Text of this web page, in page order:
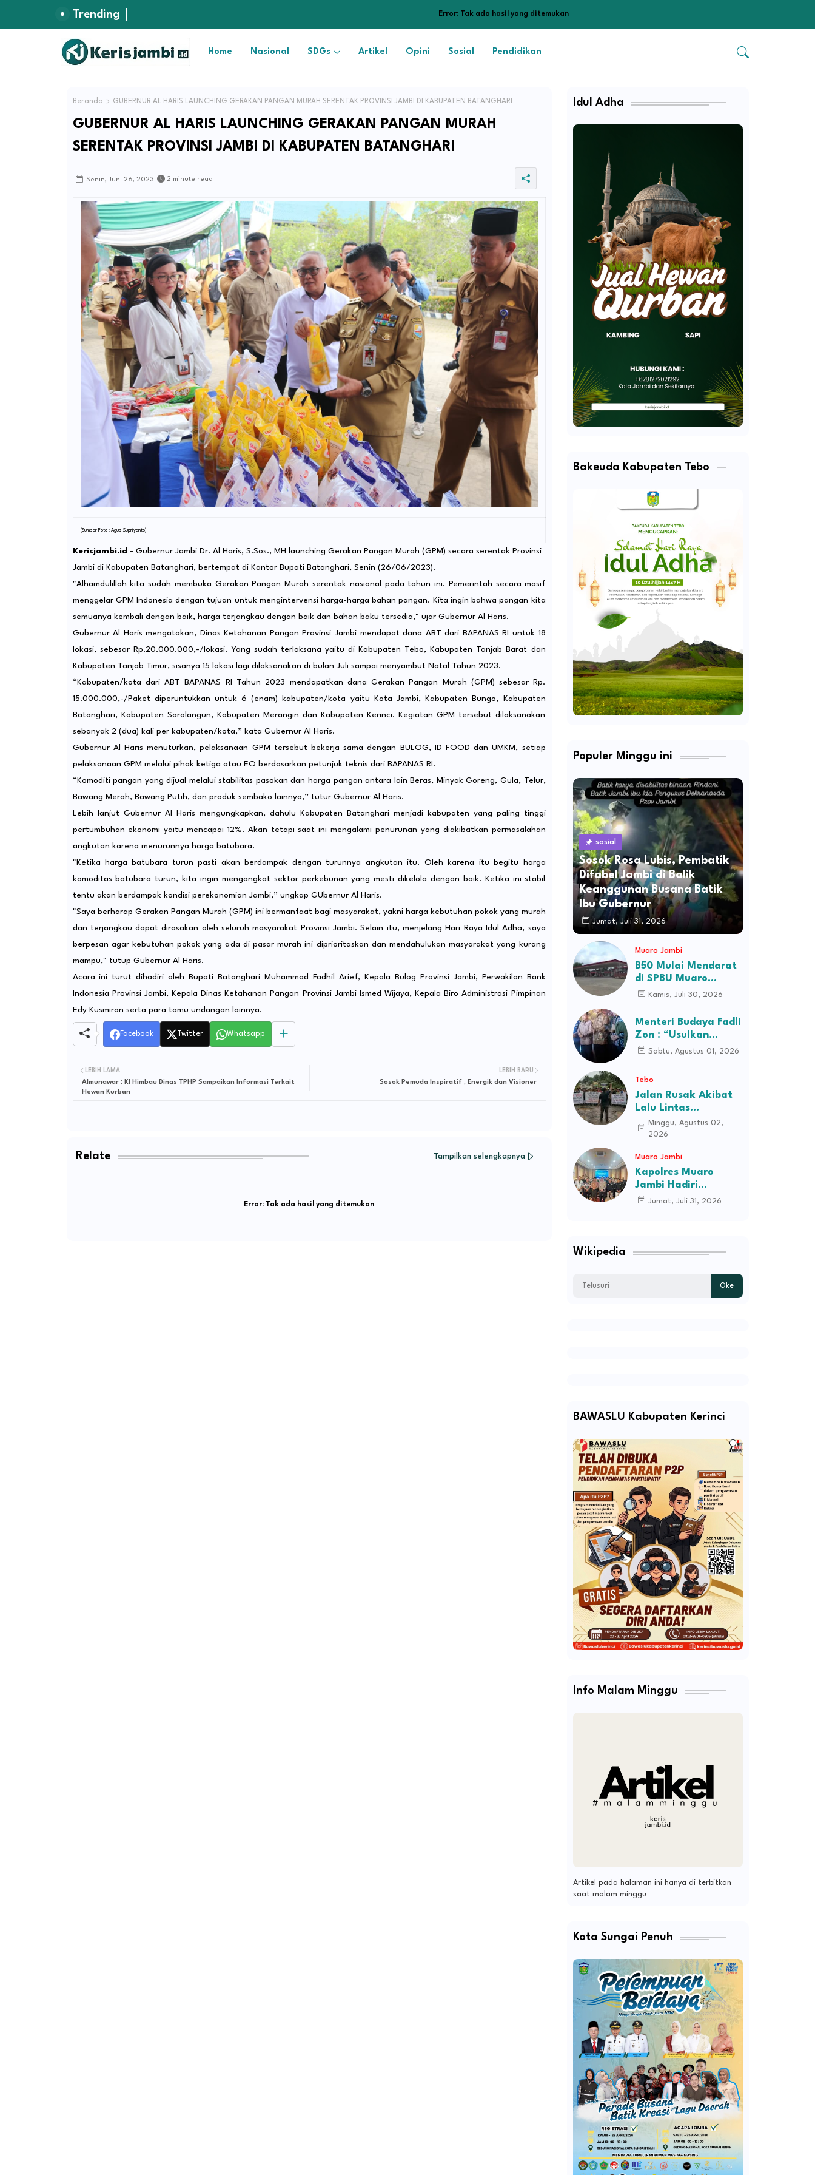
Trending Error: Tak ada hasil yang ditemukan
Home Nasional SDGs Artikel Opini Sosial Pendidikan
Beranda GUBERNUR AL HARIS LAUNCHING GERAKAN PANGAN MURAH SERENTAK PROVINSI JAMBI DI KABUPATEN BATANGHARI
GUBERNUR AL HARIS LAUNCHING GERAKAN PANGAN MURAH
SERENTAK PROVINSI JAMBI DI KABUPATEN BATANGHARI
Senin, Juni 26, 2023 2 minute read
(Sumber Foto : Agus Supriyanto)
Kerisjambi.id - Gubernur Jambi Dr. Al Haris, S.Sos., MH launching Gerakan Pangan Murah (GPM) secara serentak Provinsi
Jambi di Kabupaten Batanghari, bertempat di Kantor Bupati Batanghari, Senin (26/06/2023).
"Alhamdulillah kita sudah membuka Gerakan Pangan Murah serentak nasional pada tahun ini. Pemerintah secara masif
menggelar GPM Indonesia dengan tujuan untuk mengintervensi harga-harga bahan pangan. Kita ingin bahwa pangan kita
semuanya kembali dengan baik, harga terjangkau dengan baik dan bahan baku tersedia," ujar Gubernur Al Haris.
Gubernur Al Haris mengatakan, Dinas Ketahanan Pangan Provinsi Jambi mendapat dana ABT dari BAPANAS RI untuk 18
lokasi, sebesar Rp.20.000.000,-/lokasi. Yang sudah terlaksana yaitu di Kabupaten Tebo, Kabupaten Tanjab Barat dan
Kabupaten Tanjab Timur, sisanya 15 lokasi lagi dilaksanakan di bulan Juli sampai menyambut Natal Tahun 2023.
“Kabupaten/kota dari ABT BAPANAS RI Tahun 2023 mendapatkan dana Gerakan Pangan Murah (GPM) sebesar Rp.
15.000.000,-/Paket diperuntukkan untuk 6 (enam) kabupaten/kota yaitu Kota Jambi, Kabupaten Bungo, Kabupaten
Batanghari, Kabupaten Sarolangun, Kabupaten Merangin dan Kabupaten Kerinci. Kegiatan GPM tersebut dilaksanakan
sebanyak 2 (dua) kali per kabupaten/kota,” kata Gubernur Al Haris.
Gubernur Al Haris menuturkan, pelaksanaan GPM tersebut bekerja sama dengan BULOG, ID FOOD dan UMKM, setiap
pelaksanaan GPM melalui pihak ketiga atau EO berdasarkan petunjuk teknis dari BAPANAS RI.
“Komoditi pangan yang dijual melalui stabilitas pasokan dan harga pangan antara lain Beras, Minyak Goreng, Gula, Telur,
Bawang Merah, Bawang Putih, dan produk sembako lainnya,” tutur Gubernur Al Haris.
Lebih lanjut Gubernur Al Haris mengungkapkan, dahulu Kabupaten Batanghari menjadi kabupaten yang paling tinggi
pertumbuhan ekonomi yaitu mencapai 12%. Akan tetapi saat ini mengalami penurunan yang diakibatkan permasalahan
angkutan karena menurunnya harga batubara.
"Ketika harga batubara turun pasti akan berdampak dengan turunnya angkutan itu. Oleh karena itu begitu harga
komoditas batubara turun, kita ingin mengangkat sektor perkebunan yang mesti dikelola dengan baik. Ketika ini stabil
tentu akan berdampak kondisi perekonomian Jambi,” ungkap GUbernur Al Haris.
"Saya berharap Gerakan Pangan Murah (GPM) ini bermanfaat bagi masyarakat, yakni harga kebutuhan pokok yang murah
dan terjangkau dapat dirasakan oleh seluruh masyarakat Provinsi Jambi. Selain itu, menjelang Hari Raya Idul Adha, saya
berpesan agar kebutuhan pokok yang ada di pasar murah ini diprioritaskan dan mendahulukan masyarakat yang kurang
mampu," tutup Gubernur Al Haris.
Acara ini turut dihadiri oleh Bupati Batanghari Muhammad Fadhil Arief, Kepala Bulog Provinsi Jambi, Perwakilan Bank
Indonesia Provinsi Jambi, Kepala Dinas Ketahanan Pangan Provinsi Jambi Ismed Wijaya, Kepala Biro Administrasi Pimpinan
Edy Kusmiran serta para tamu undangan lainnya.
Facebook Twitter Whatsapp
LEBIH BARU
Sosok Pemuda Inspiratif , Energik dan Visioner
LEBIH LAMA
Almunawar : KI Himbau Dinas TPHP Sampaikan Informasi Terkait
Hewan Kurban
Relate Tampilkan selengkapnya
Error: Tak ada hasil yang ditemukan
Idul Adha
Bakeuda Kabupaten Tebo
Populer Minggu ini
sosial
Sosok Rosa Lubis, Pembatik
Difabel Jambi di Balik
Keanggunan Busana Batik
Ibu Gubernur
Jumat, Juli 31, 2026
Muaro Jambi
B50 Mulai Mendarat
di SPBU Muaro
Jambi, Stok Ludes
Kamis, Juli 30, 2026
Menteri Budaya Fadli
Zon : “Usulkan
Perusahaan Itu
Sabtu, Agustus 01, 2026
Tebo
Jalan Rusak Akibat
Lalu Lintas
Kendaraan
Perusahaan,
Desa Kec Tebo Ilir
Bakal Blokade Jalan
Minggu, Agustus 02,
2026
Muaro Jambi
Kapolres Muaro
Jambi Hadiri
Pelantikan Pengurus
Jumat, Juli 31, 2026
Wikipedia
BAWASLU Kabupaten Kerinci
Info Malam Minggu
Artikel pada halaman ini hanya di terbitkan
saat malam minggu
Kota Sungai Penuh